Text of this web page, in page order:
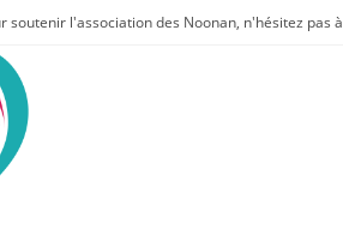
soutenir l'association des Noonan, n'hésitez pas à